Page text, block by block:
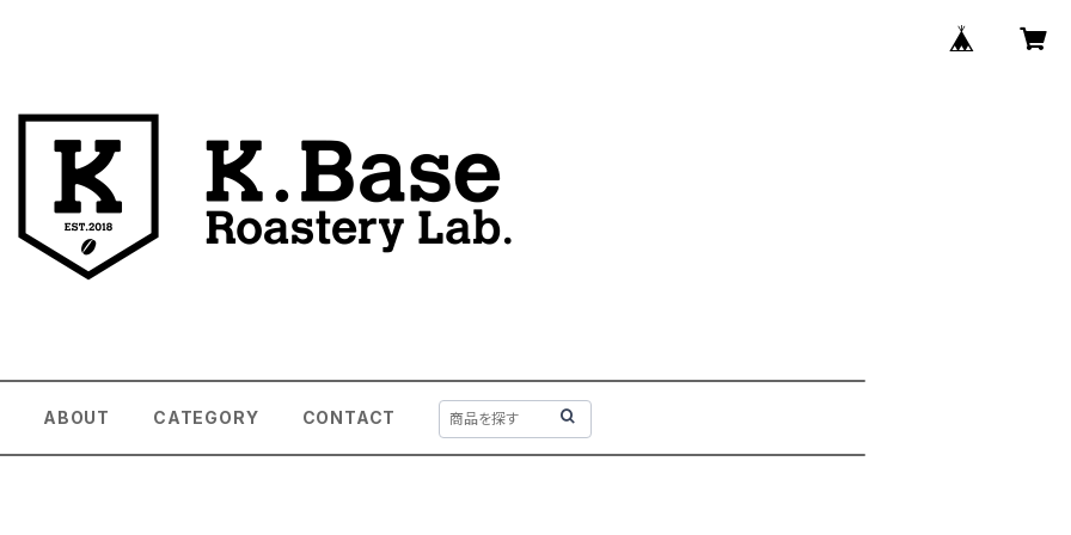
ABOUT CATEGORY CONTACT